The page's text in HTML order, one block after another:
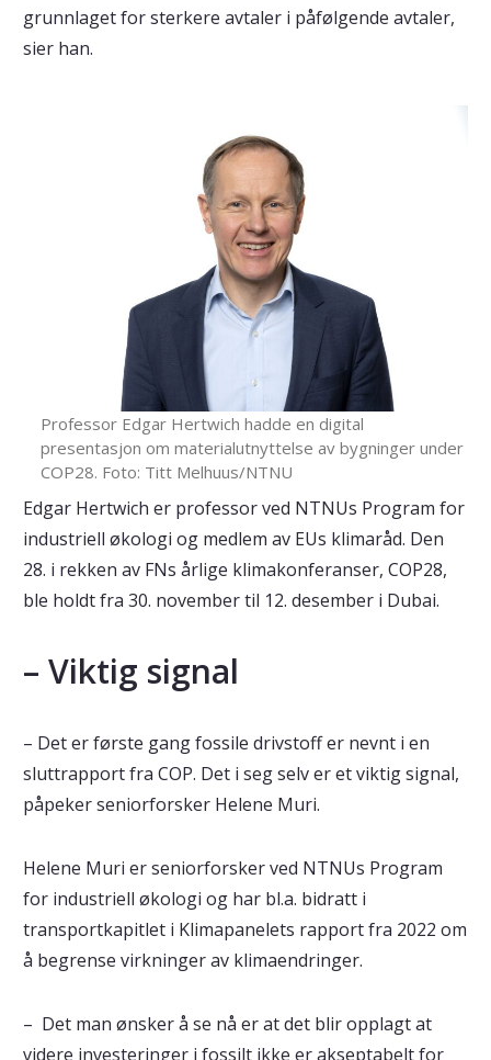
grunnlaget for sterkere avtaler i påfølgende avtaler,
sier han.
Professor Edgar Hertwich hadde en digital
presentasjon om materialutnyttelse av bygninger under
COP28. Foto: Titt Melhuus/NTNU
Edgar Hertwich er professor ved NTNUs Program for
industriell økologi og medlem av EUs klimaråd. Den
28. i rekken av FNs årlige klimakonferanser, COP28,
ble holdt fra 30. november til 12. desember i Dubai.
– Viktig signal
– Det er første gang fossile drivstoff er nevnt i en
sluttrapport fra COP. Det i seg selv er et viktig signal,
påpeker seniorforsker Helene Muri.
Helene Muri er seniorforsker ved NTNUs Program
for industriell økologi og har bl.a. bidratt i
transportkapitlet i Klimapanelets rapport fra 2022 om
å begrense virkninger av klimaendringer.
– Det man ønsker å se nå er at det blir opplagt at
videre investeringer i fossilt ikke er akseptabelt for